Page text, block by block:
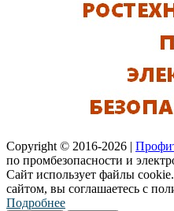
Copyright © 2016-2026 |
по промбезопасности и
Сайт использует файлы
сайтом, вы соглашаетесь с
Подробнее